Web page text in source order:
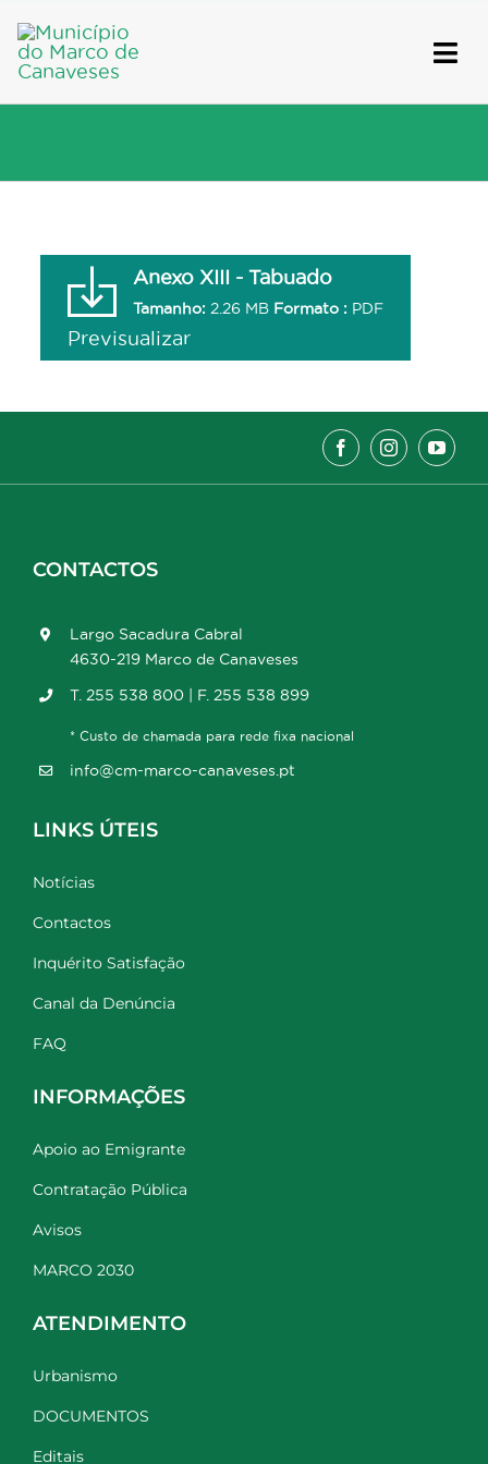
to
content
Anexo XIII - Tabuado
Tamanho: 2.26 MB Formato : PDF
Previsualizar
CONTACTOS
Largo Sacadura Cabral
4630-219 Marco de Canaveses
T. 255 538 800 | F. 255 538 899
* Custo de chamada para rede fixa nacional
info@cm-marco-canaveses.pt
LINKS ÚTEIS
Notícias
Contactos
Inquérito Satisfação
Canal da Denúncia
FAQ
INFORMAÇÕES
Apoio ao Emigrante
Contratação Pública
Avisos
MARCO 2030
ATENDIMENTO
Urbanismo
DOCUMENTOS
Editais